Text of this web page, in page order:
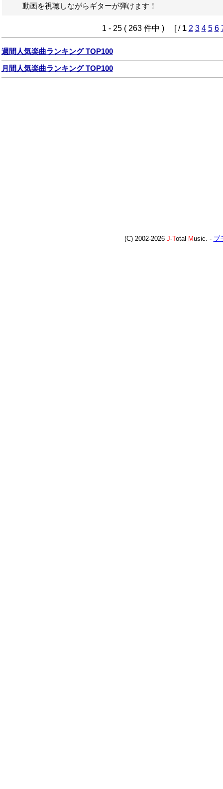
動画を視聴しながらギターが弾けます！
1 - 25 ( 263 件中 ) [ / 1 2 3 4 5 6
週間人気楽曲ランキング TOP100
月間人気楽曲ランキング TOP100